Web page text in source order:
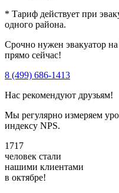
* Тариф действует при
одного района.
Срочно нужен эвакуатор на
прямо сейчас!
8 (499) 686-1413
Нас рекомендуют друзьям!
Мы регулярно измеряем
индексу NPS.
1717
человек стали
нашими клиентами
в октябре!